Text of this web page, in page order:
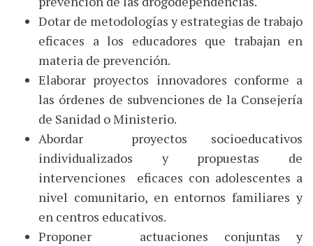
Dotar de metodologías y estrategias de trabajo
eficaces a los educadores que trabajan en
materia de prevención.
Elaborar proyectos innovadores conforme a
las órdenes de subvenciones de la Consejería
de Sanidad o Ministerio.
Abordar proyectos socioeducativos
individualizados y propuestas de
intervenciones eficaces con adolescentes a
nivel comunitario, en entornos familiares y
en centros educativos.
Proponer actuaciones conjuntas y